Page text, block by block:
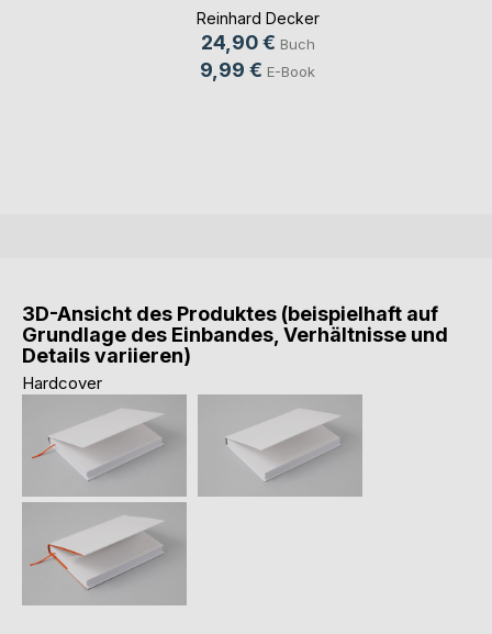
Reinhard Decker
24,90 € Buch
9,99 € E-Book
3D-Ansicht des Produktes (beispielhaft auf
Grundlage des Einbandes, Verhältnisse und
Details variieren)
Hardcover